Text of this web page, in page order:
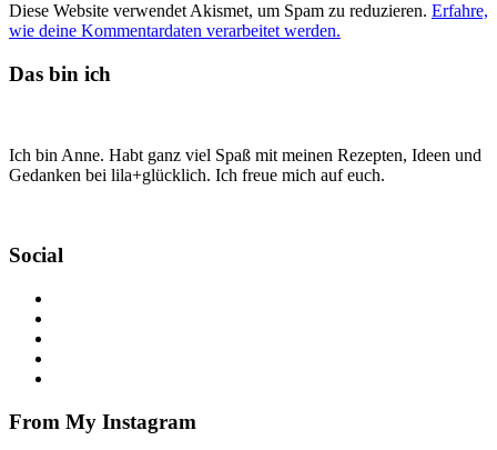
Diese Website verwendet Akismet, um Spam zu reduzieren. Erfahre,
wie deine Kommentardaten verarbeitet werden.
Das bin ich
Ich bin Anne. Habt ganz viel Spaß mit meinen Rezepten, Ideen und
Gedanken bei lila+glücklich. Ich freue mich auf euch.
Social
From My Instagram